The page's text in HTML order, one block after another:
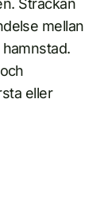
Sträckan
mellan
eller